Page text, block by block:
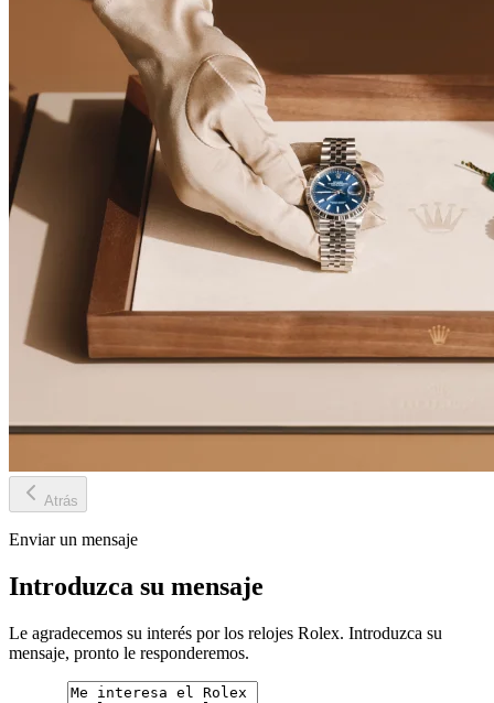
Atrás
Enviar un mensaje
Introduzca su mensaje
Le agradecemos su interés por los relojes Rolex. Introduzca su
mensaje, pronto le responderemos.